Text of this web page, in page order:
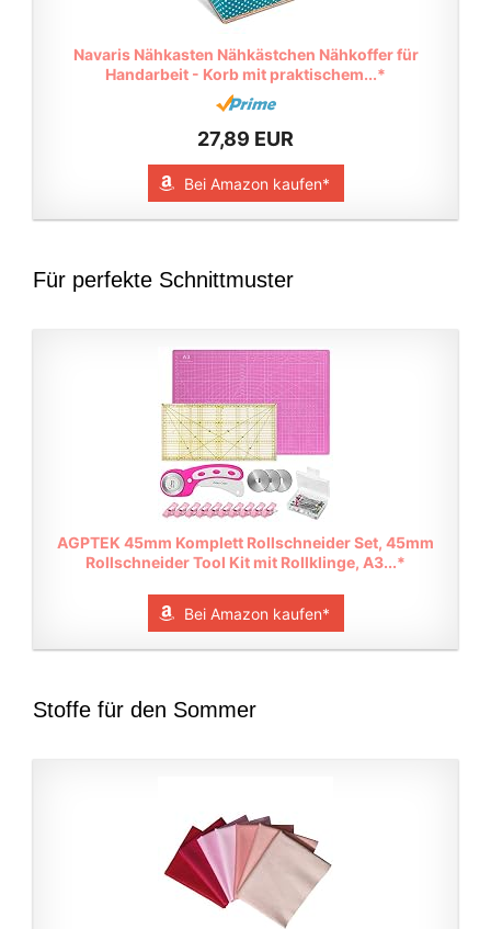
Navaris Nähkasten Nähkästchen Nähkoffer für
Handarbeit - Korb mit praktischem...*
27,89 EUR
Bei Amazon kaufen*
Für perfekte Schnittmuster
AGPTEK 45mm Komplett Rollschneider Set, 45mm
Rollschneider Tool Kit mit Rollklinge, A3...*
Bei Amazon kaufen*
Stoffe für den Sommer